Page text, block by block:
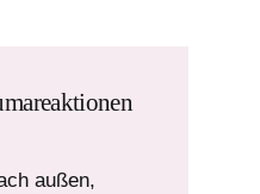
außen,